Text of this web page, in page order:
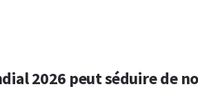
2026 peut séduire de